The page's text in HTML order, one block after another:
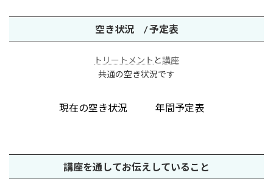
空き状況 / 予定表
トリートメント と講座
共通の空き状況です
現在の空き状況 年間予定表
講座を通してお伝えしていること